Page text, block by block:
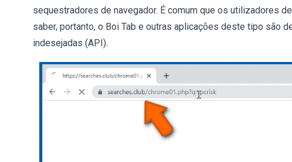
sequestradores de navegador. É comum que os utilizadores
saber, portanto, o Boi Tab e outras aplicações deste tipo são
indesejadas (API).